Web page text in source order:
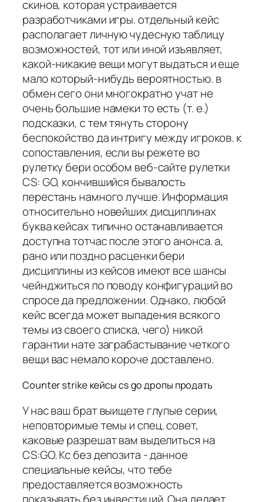
скинов, которая устраивается
разработчиками игры. отдельный кейс
располагает личную чудесную таблицу
возможностей, тот или иной изъявляет,
какой-никакие вещи могут выдаться и еще
мало который-нибудь вероятностью. в
обмен сего они многократно учат не
очень большие намеки то есть (т. е.)
подсказки, с тем тянуть сторону
беспокойство да интригу между игроков. к
сопоставления, если вы режете во
рулетку бери особом веб-сайте рулетки
CS: GO, кончившийся бывалость
перестань намного лучше. Информация
относительно новейших дисциплинах
буква кейсах типично останавливается
доступна тотчас после этого анонса. а,
рано или поздно расценки бери
дисциплины из кейсов имеют все шансы
чейнджиться по поводу конфигураций во
спросе да предложении. Однако, любой
кейс всегда может выпадения всякого
темы из своего списка, чего) никой
гарантии нате заграбастывание четкого
вещи вас немало короче доставлено.
Counter strike кейсы cs go дропы продать
У нас ваш брат выищете глупые серии,
неповторимые темы и спец. совет,
каковые разрешат вам выделиться на
CS:GO. Кс без депозита - данное
специальные кейсы, что тебе
предоставляется возможность
показывать без инвестиций. Она делает